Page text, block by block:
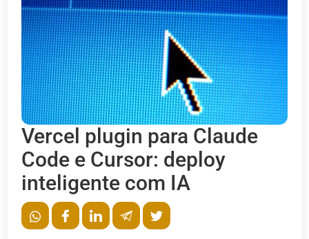
Vercel plugin para Claude
Code e Cursor: deploy
inteligente com IA